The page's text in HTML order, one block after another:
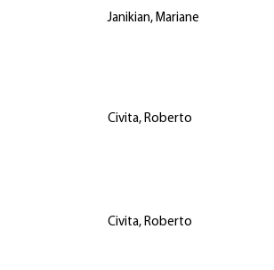
Janikian, Mariane
Civita, Roberto
Civita, Roberto